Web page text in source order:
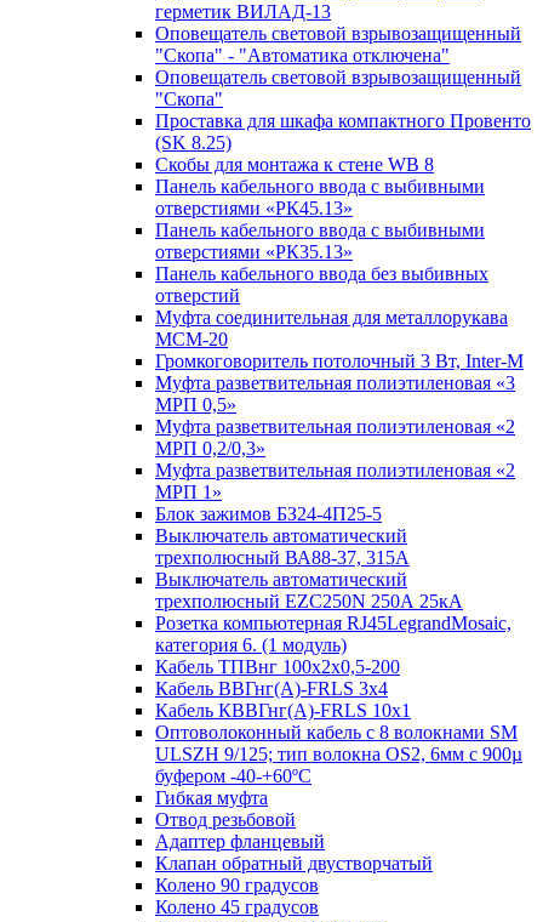
герметик ВИЛАД-13
Оповещатель световой взрывозащищенный
"Скопа" - "Автоматика отключена"
Оповещатель световой взрывозащищенный
"Скопа"
Проставка для шкафа компактного Провенто
(SK 8.25)
Скобы для монтажа к стене WB 8
Панель кабельного ввода с выбивными
отверстиями «РК45.13»
Панель кабельного ввода с выбивными
отверстиями «РК35.13»
Панель кабельного ввода без выбивных
отверстий
Муфта соединительная для металлорукава
МСМ-20
Громкоговоритель потолочный 3 Вт, Inter-M
Муфта разветвительная полиэтиленовая «3
МРП 0,5»
Муфта разветвительная полиэтиленовая «2
МРП 0,2/0,3»
Муфта разветвительная полиэтиленовая «2
МРП 1»
Блок зажимов БЗ24-4П25-5
Выключатель автоматический
трехполюсный ВА88-37, 315А
Выключатель автоматический
трехполюсный EZC250N 250А 25кА
Розетка компьютерная RJ45LegrandMosaic,
категория 6. (1 модуль)
Кабель ТПВнг 100х2х0,5-200
Кабель ВВГнг(А)-FRLS 3х4
Кабель КВВГнг(А)-FRLS 10х1
Оптоволоконный кабель с 8 волокнами SM
ULSZH 9/125; тип волокна OS2, 6мм с 900µ
буфером -40-+60ºC
Гибкая муфта
Отвод резьбовой
Адаптер фланцевый
Клапан обратный двустворчатый
Колено 90 градусов
Колено 45 градусов